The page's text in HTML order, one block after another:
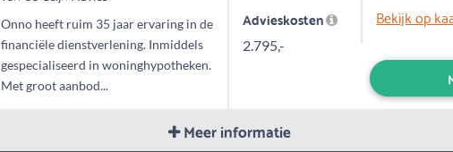
Onno heeft ruim 35 jaar ervaring in de
financiële dienstverlening. Inmiddels
gespecialiseerd in woninghypotheken.
Met groot aanbod...
Advieskosten
2.795,-
Bekijk op
Meer informatie